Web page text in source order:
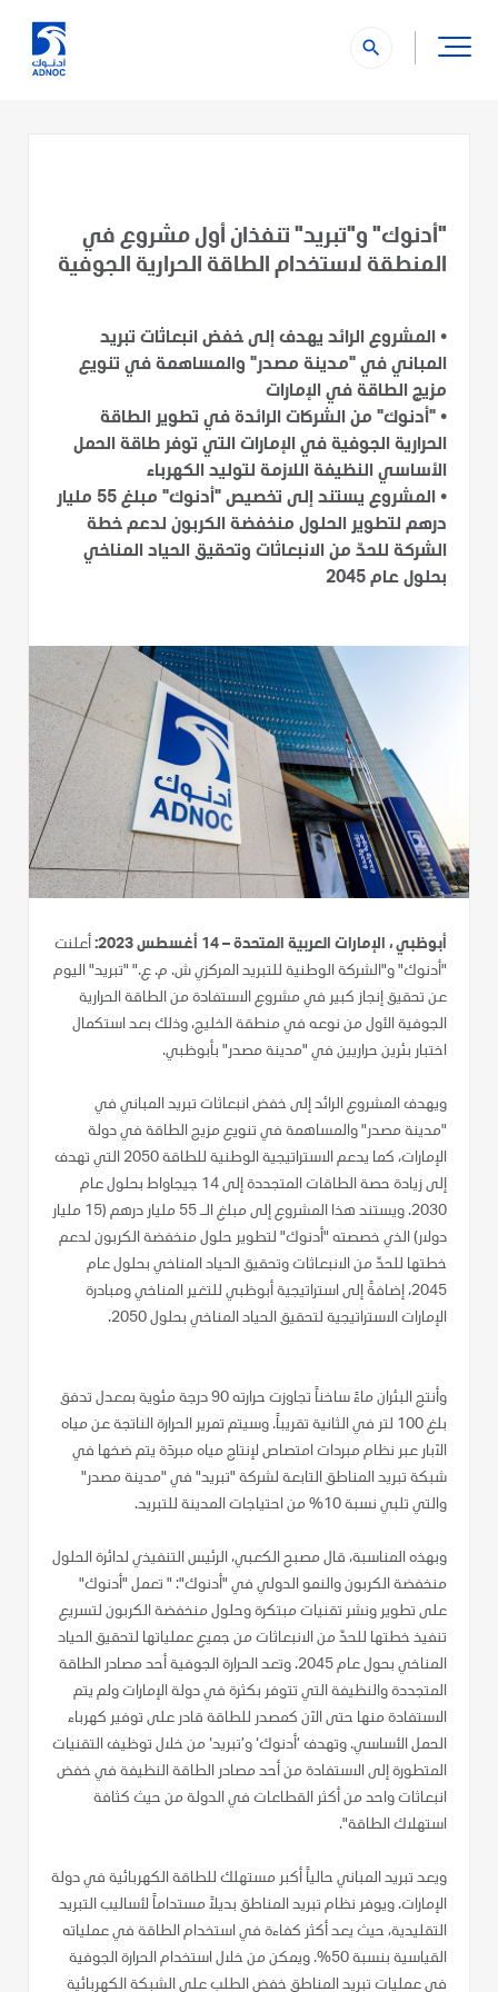
search
"أدنوك" و"تبريد" تنفذان أول مشروع في
المنطقة لاستخدام الطاقة الحرارية الجوفية
• المشروع الرائد يهدف إلى خفض انبعاثات تبريد
المباني في "مدينة مصدر" والمساهمة في تنويع
مزيج الطاقة في الإمارات
• "أدنوك" من الشركات الرائدة في تطوير الطاقة
الحرارية الجوفية في الإمارات التي توفر طاقة الحمل
الأساسي النظيفة اللازمة لتوليد الكهرباء
•
المشروع يستند إلى تخصيص "أدنوك" مبلغ 55 مليار
درهم لتطوير الحلول منخفضة الكربون لدعم خطة
الشركة للحدّ من الانبعاثات وتحقيق الحياد المناخي
بحلول عام 2045
أبوظبي ، الإمارات العربية المتحدة – 14 أغسطس 2023:
أعلنت
"أدنوك" و"الشركة الوطنية للتبريد المركزي ش. م. ع." "تبريد" اليوم
عن تحقيق إنجاز كبير في مشروع الاستفادة من الطاقة الحرارية
الجوفية الأول من نوعه في منطقة الخليج، وذلك بعد استكمال
اختبار بئرين حراريين في "مدينة مصدر" بأبوظبي.
ويهدف المشروع الرائد إلى خفض انبعاثات تبريد المباني في
"مدينة مصدر" والمساهمة في تنويع مزيج الطاقة في دولة
الإمارات، كما يدعم الاستراتيجية الوطنية للطاقة 2050 التي تهدف
إلى زيادة حصة الطاقات المتجددة إلى 14 جيجاواط بحلول عام
2030. ويستند هذا المشروع إلى مبلغ الـ 55 مليار درهم (15 مليار
دولار) الذي خصصته "أدنوك" لتطوير حلول منخفضة الكربون لدعم
خطتها للحدّ من الانبعاثات وتحقيق الحياد المناخي بحلول عام
2045، إضافةً إلى استراتيجية أبوظبي للتغير المناخي ومبادرة
الإمارات الاستراتيجية لتحقيق الحياد المناخي بحلول 2050.
وأنتج البئران ماءً ساخناً تجاوزت حرارته 90 درجة مئوية بمعدل تدفق
بلغ 100 لتر في الثانية تقريباً. وسيتم تمرير الحرارة الناتجة عن مياه
الآبار عبر نظام مبردات امتصاص لإنتاج مياه مبردَة يتم ضخها في
شبكة تبريد المناطق التابعة لشركة "تبريد" في "مدينة مصدر"
والتي تلبي نسبة 10% من احتياجات المدينة للتبريد.
وبهذه المناسبة، قال مصبح الكعبي، الرئيس التنفيذي لدائرة الحلول
منخفضة الكربون والنمو الدولي في "أدنوك": " تعمل "أدنوك"
على تطوير ونشر تقنيات مبتكرة وحلول منخفضة الكربون لتسريع
تنفيذ خطتها للحدّ من الانبعاثات من جميع عملياتها لتحقيق الحياد
المناخي بحول عام 2045. وتعد الحرارة الجوفية أحد مصادر الطاقة
المتجددة والنظيفة التي تتوفر بكثرة في دولة الإمارات ولم يتم
الاستفادة منها حتى الآن كمصدر للطاقة قادر على توفير كهرباء
الحمل الأساسي. وتهدف ’أدنوك‘ و’تبريد‘ من خلال توظيف التقنيات
المتطورة إلى الاستفادة من أحد مصادر الطاقة النظيفة في خفض
انبعاثات واحد من أكثر القطاعات في الدولة من حيث كثافة
استهلاك الطاقة".
ويعد تبريد المباني حالياً أكبر مستهلك للطاقة الكهربائية في دولة
الإمارات. ويوفر نظام تبريد المناطق بديلاً مستداماً لأساليب التبريد
التقليدية، حيث يعد أكثر كفاءة في استخدام الطاقة في عملياته
القياسية بنسبة 50%. ويمكن من خلال استخدام الحرارة الجوفية
في عمليات تبريد المناطق خفض الطلب على الشبكة الكهربائية